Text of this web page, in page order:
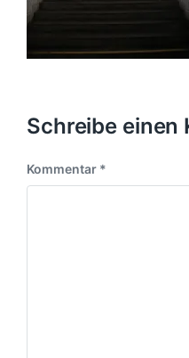
Schreibe einen
Kommentar *